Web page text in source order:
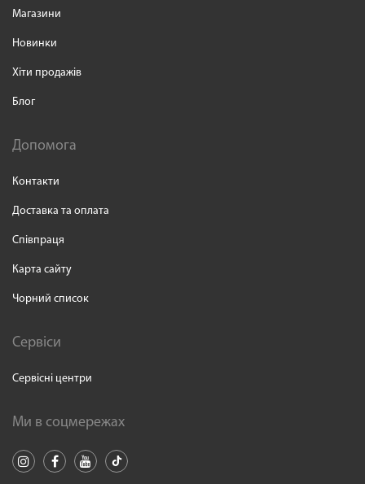
Магазини
Новинки
Хіти продажів
Блог
Допомога
Контакти
Доставка та оплата
Співпраця
Карта сайту
Чорний список
Сервіси
Сервісні центри
Ми в соцмережах